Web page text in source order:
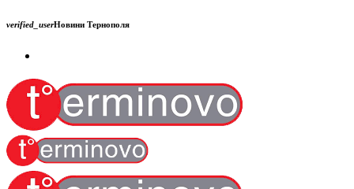
verified_userНовини Тернополя